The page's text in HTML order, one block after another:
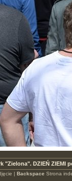
"Zielona". DZIEŃ ZIEMI
| Backspace Strona